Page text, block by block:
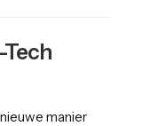
manier